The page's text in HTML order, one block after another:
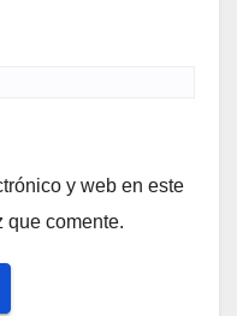
y web en este
que comente.